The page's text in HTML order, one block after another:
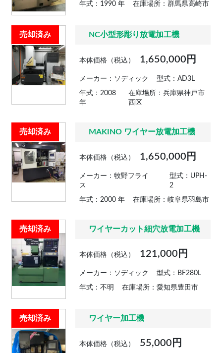
年式：1990 年 在庫場所：群馬県高崎市
売却済み NC小型形彫り放電加工機
本体価格（税込） 1,650,000円
メーカー：ソディック 型式：AD3L
年式：2008
年
在庫場所：兵庫県神戸市
西区
売却済み MAKINO ワイヤー放電加工機
本体価格（税込） 1,650,000円
メーカー：牧野フライ
ス
型式：UPH-
2
年式：2000 年 在庫場所：岐阜県羽島市
売却済み ワイヤーカット細穴放電加工機
本体価格（税込） 121,000円
メーカー：ソディック 型式：BF280L
年式：不明 在庫場所：愛知県豊田市
売却済み ワイヤー加工機
本体価格（税込） 55,000円